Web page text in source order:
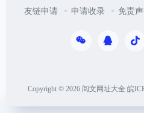
友链申请 申请收录 免责
Copyright © 2026 阅文网址大全 皖